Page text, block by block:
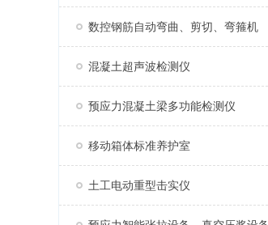
数控钢筋自动弯曲、剪切、弯箍机
混凝土超声波检测仪
预应力混凝土梁多功能检测仪
移动箱体标准养护室
土工电动重型击实仪